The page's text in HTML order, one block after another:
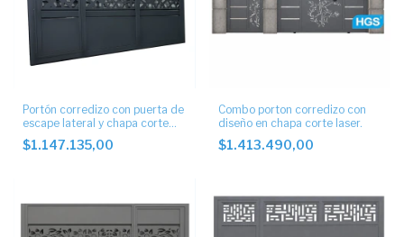
Portón corredizo con puerta de
escape lateral y chapa corte
laser
$1.147.135,00
Combo porton corredizo con
diseño en chapa corte laser.
$1.413.490,00